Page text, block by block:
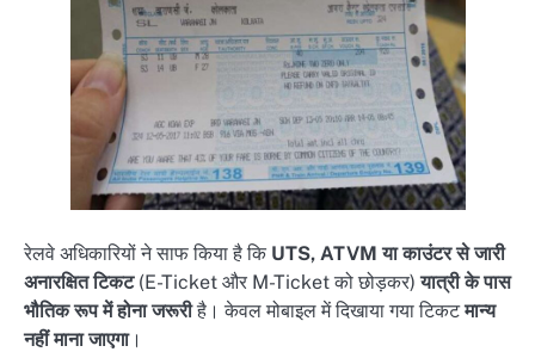
रेलवे अधिकारियों ने साफ किया है कि UTS, ATVM या काउंटर से जारी
अनारक्षित टिकट(E-Ticket और M-Ticket को छोड़कर)यात्री के पास
भौतिक रूप में होना जरूरीहै। केवल मोबाइल में दिखाया गया टिकटमान्य
नहीं माना जाएगा।